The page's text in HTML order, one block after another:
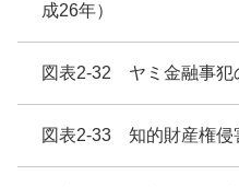
成26年）
図表2-32 ヤミ金融事犯
図表2-33 知的財産権侵